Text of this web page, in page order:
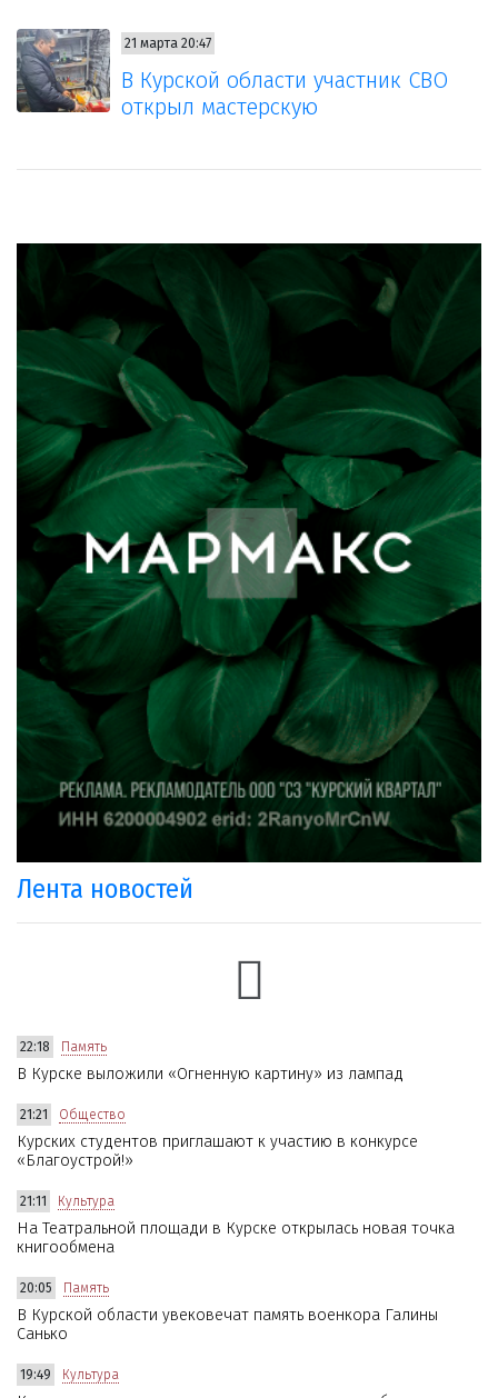
21 марта 20:47
В Курской области участник СВО
открыл мастерскую
Лента новостей
22:18 Память
В Курске выложили «Огненную картину» из лампад
21:21 Общество
Курских студентов приглашают к участию в конкурсе
«Благоустрой!»
21:11 Культура
На Театральной площади в Курске открылась новая точка
книгообмена
20:05 Память
В Курской области увековечат память военкора Галины
Санько
19:49 Культура